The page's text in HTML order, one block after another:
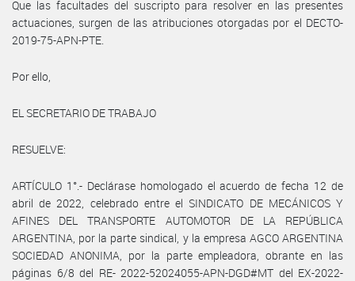
Que las facultades del suscripto para resolver en las presentes
actuaciones, surgen de las atribuciones otorgadas por el DECTO-
2019-75-APN-PTE.
Por ello,
EL SECRETARIO DE TRABAJO
RESUELVE:
ARTÍCULO 1°.- Declárase homologado el acuerdo de fecha 12 de
abril de 2022, celebrado entre el SINDICATO DE MECÁNICOS Y
AFINES DEL TRANSPORTE AUTOMOTOR DE LA REPÚBLICA
ARGENTINA, por la parte sindical, y la empresa AGCO ARGENTINA
SOCIEDAD ANONIMA, por la parte empleadora, obrante en las
páginas 6/8 del RE- 2022-52024055-APN-DGD#MT del EX-2022-